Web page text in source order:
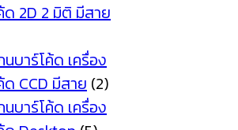
ด 2D 2 มิติ มีสาย
บาร์โค้ด เครื่อง
ด CCD มีสาย (2)
บาร์โค้ด เครื่อง